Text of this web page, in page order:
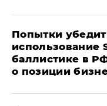
Попытки
использование
баллистике в
о позиции